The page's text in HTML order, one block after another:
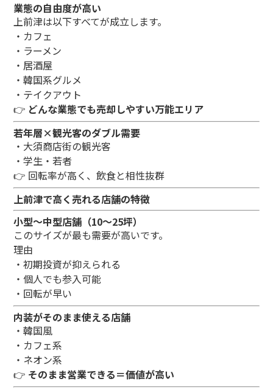
業態の自由度が高い
上前津は以下すべてが成立します。
・カフェ
・ラーメン
・居酒屋
・韓国系グルメ
・テイクアウト
👉 どんな業態でも売却しやすい万能エリア
若年層×観光客のダブル需要
・大須商店街の観光客
・学生・若者
👉 回転率が高く、飲食と相性抜群
上前津で高く売れる店舗の特徴
小型〜中型店舗（10〜25坪）
このサイズが最も需要が高いです。
理由
・初期投資が抑えられる
・個人でも参入可能
・回転が早い
内装がそのまま使える店舗
・韓国風
・カフェ系
・ネオン系
👉 そのまま営業できる＝価値が高い